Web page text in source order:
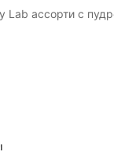
ассорти с